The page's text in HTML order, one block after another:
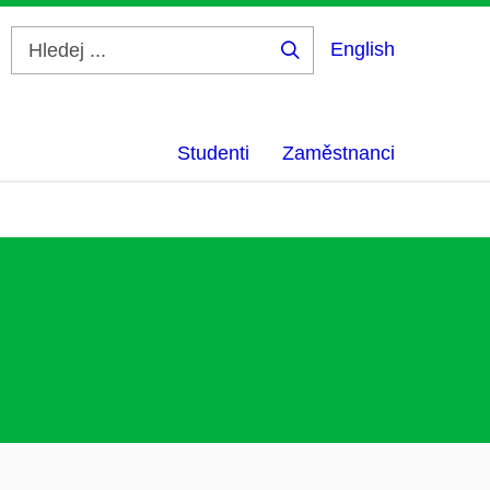
English
Studenti Zaměstnanci